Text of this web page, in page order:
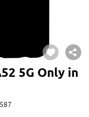
5G Only in